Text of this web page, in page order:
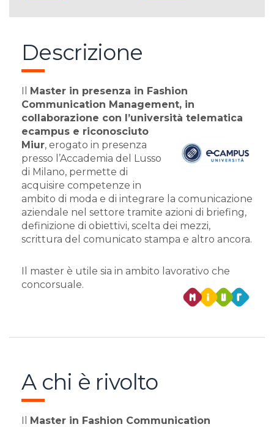
Descrizione
Master in presenza in Fashion
Communication Management, in
collaborazione con l’università telematica
ecampus e riconosciuto
Miur, erogato in presenza
presso l’Accademia del Lusso
di Milano, permette di
acquisire competenze in
ambito di moda e di integrare la comunicazione
aziendale nel settore tramite azioni di briefing,
definizione di obiettivi, scelta dei mezzi,
scrittura del comunicato stampa e altro ancora.
Il master è utile sia in ambito lavorativo che
concorsuale.
A chi è rivolto
Master in Fashion Communication